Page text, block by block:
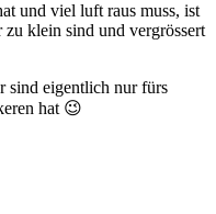
und viel luft raus muss, ist
klein sind und vergrössert
sind eigentlich nur fürs
hat 😉